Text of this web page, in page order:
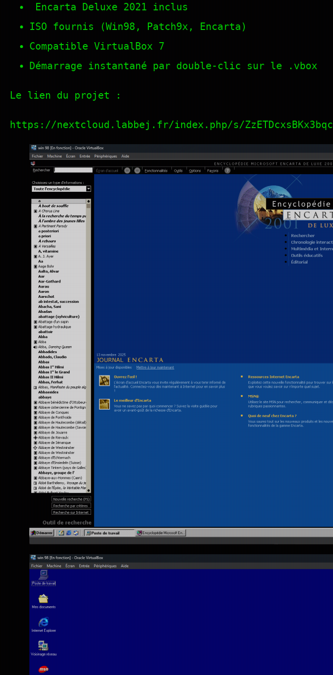
Encarta Deluxe 2021 inclus
ISO fournis (Win98, Patch9x, Encarta)
Compatible VirtualBox 7
Démarrage instantané par double-clic sur le .vbox
Le lien du projet :
https://nextcloud.labbej.fr/index.php/s/ZzETDcxsBKx3bqc